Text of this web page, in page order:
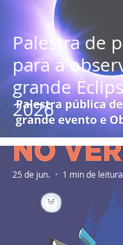
Palestra de
para a
grande
2026
25 de jun. 1 min de leitura